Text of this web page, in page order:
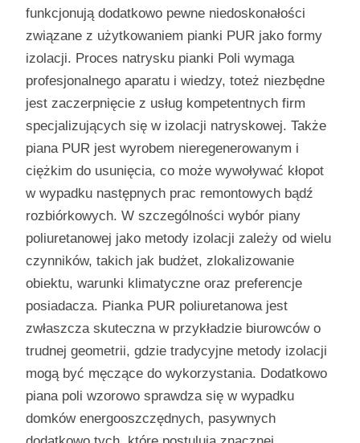
funkcjonują dodatkowo pewne niedoskonałości
związane z użytkowaniem pianki PUR jako formy
izolacji. Proces natrysku pianki Poli wymaga
profesjonalnego aparatu i wiedzy, toteż niezbędne
jest zaczerpnięcie z usług kompetentnych firm
specjalizujących się w izolacji natryskowej. Także
piana PUR jest wyrobem nieregenerowanym i
ciężkim do usunięcia, co może wywoływać kłopot
w wypadku następnych prac remontowych bądź
rozbiórkowych. W szczególności wybór piany
poliuretanowej jako metody izolacji zależy od wielu
czynników, takich jak budżet, zlokalizowanie
obiektu, warunki klimatyczne oraz preferencje
posiadacza. Pianka PUR poliuretanowa jest
zwłaszcza skuteczna w przykładzie biurowców o
trudnej geometrii, gdzie tradycyjne metody izolacji
mogą być męczące do wykorzystania. Dodatkowo
piana poli wzorowo sprawdza się w wypadku
domków energooszczędnych, pasywnych